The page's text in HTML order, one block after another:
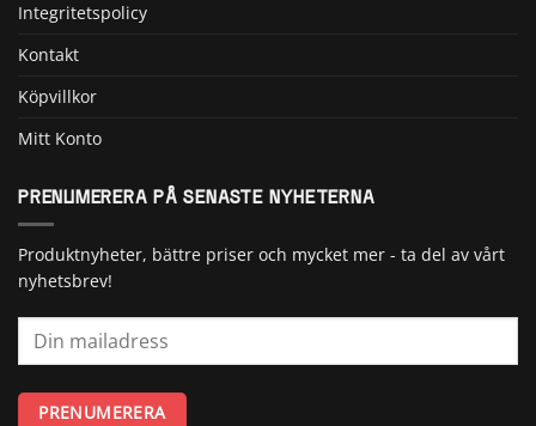
Integritetspolicy
Kontakt
Köpvillkor
Mitt Konto
PRENUMERERA PÅ SENASTE NYHETERNA
Produktnyheter, bättre priser och mycket mer - ta del av vårt
nyhetsbrev!